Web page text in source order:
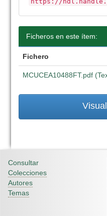
Ficheros en este ítem:
Fichero
MCUCEA10488FT.pdf
Consultar
Colecciones
Autores
Temas